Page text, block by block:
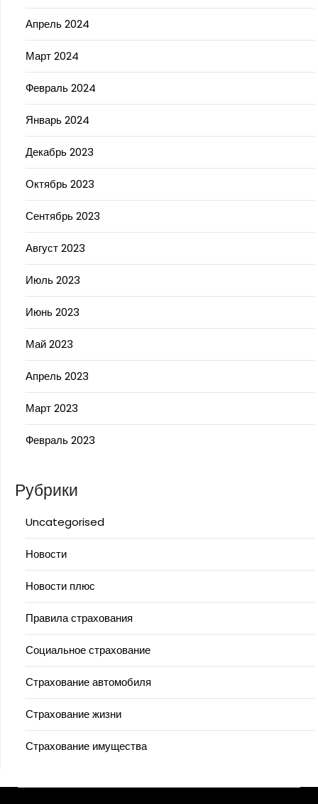
Апрель 2024
Март 2024
Февраль 2024
Январь 2024
Декабрь 2023
Октябрь 2023
Сентябрь 2023
Август 2023
Июль 2023
Июнь 2023
Май 2023
Апрель 2023
Март 2023
Февраль 2023
Рубрики
Uncategorised
Новости
Новости плюс
Правила страхования
Социальное страхование
Страхование автомобиля
Страхование жизни
Страхование имущества